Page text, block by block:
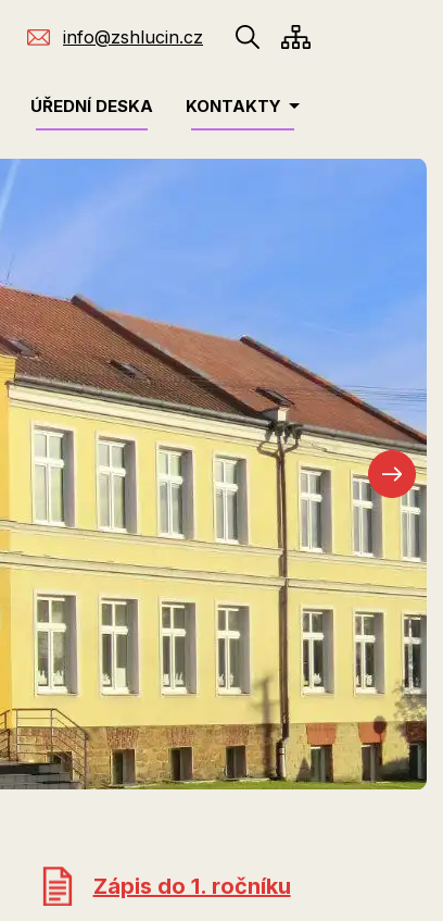
info@zshlucin.cz
ÚŘEDNÍ DESKA KONTAKTY
Zápis do 1. ročníku